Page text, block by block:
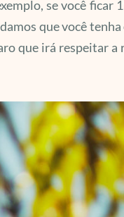
se você ficar
que você tenha
que irá respeitar a